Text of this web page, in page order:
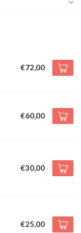
€72,00
€60,00
€30,00
€25,00